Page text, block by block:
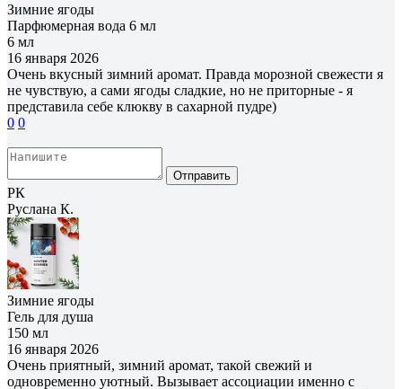
Зимние ягоды
Парфюмерная вода 6 мл
6 мл
16 января 2026
Очень вкусный зимний аромат. Правда морозной свежести я
не чувствую, а сами ягоды сладкие, но не приторные - я
представила себе клюкву в сахарной пудре)
0 0
Отправить
РК
Руслана К.
Зимние ягоды
Гель для душа
150 мл
16 января 2026
Очень приятный, зимний аромат, такой свежий и
одновременно уютный. Вызывает ассоциации именно с